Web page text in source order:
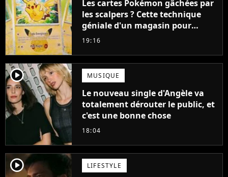
Les cartes Pokémon gâchées par
les scalpers ? Cette technique
géniale d'un magasin pour
ruiner les revendeurs
19:16
player2 MUSIQUE
Le nouveau single d'Angèle va
totalement dérouter le public, et
c'est une bonne chose
18:04
player2 LIFESTYLE